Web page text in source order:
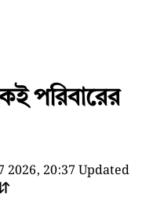
পরিবারের
2026, 20:37Updated